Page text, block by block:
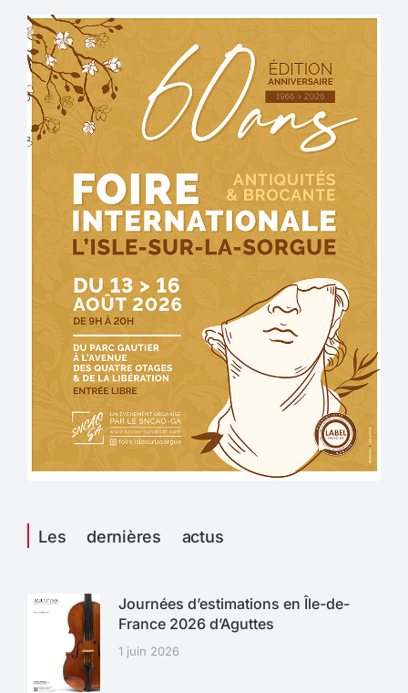
Les dernières actus
Journées d’estimations en Île-de-
France 2026 d’Aguttes
1 juin 2026